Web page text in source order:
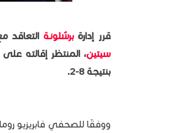
قرر إدارةبرشلونة التعاقد
سيتين، المنتظر إقالته
بنتيجة 8-2.
ووفقًا للصحفي فابريزيو